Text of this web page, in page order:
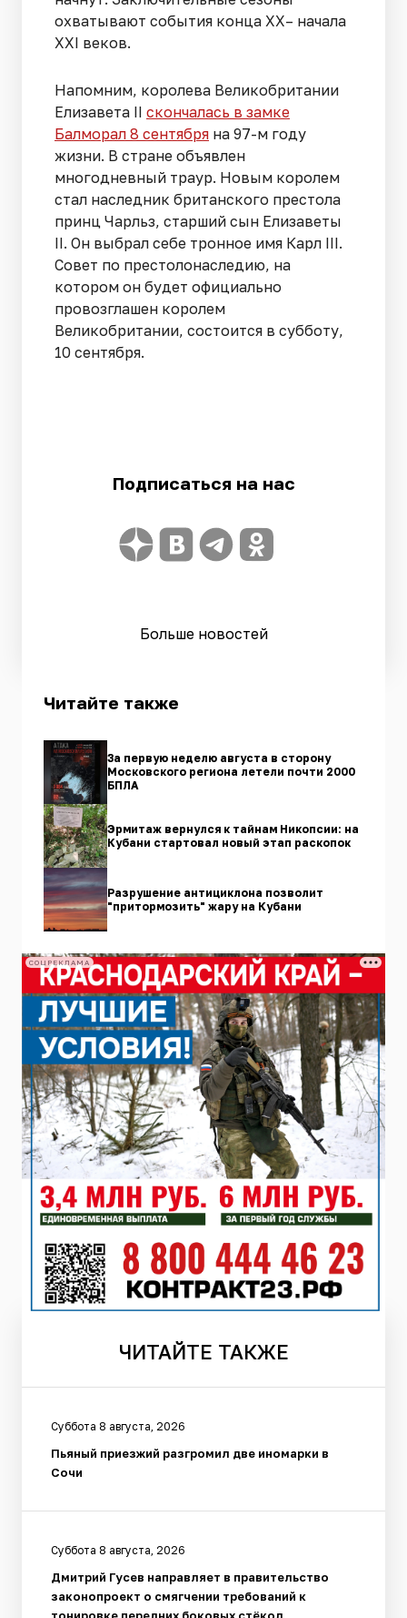
охватывают события конца XX– начала
XXI веков.
Напомним, королева Великобритании
Елизавета II скончалась в замке
Балморал 8 сентября на 97-м году
жизни. В стране объявлен
многодневный траур. Новым королем
стал наследник британского престола
принц Чарльз, старший сын Елизаветы
II. Он выбрал себе тронное имя Карл III.
Совет по престолонаследию, на
котором он будет официально
провозглашен королем
Великобритании, состоится в субботу,
10 сентября.
Подписаться на нас
Больше новостей
Читайте также
За первую неделю августа в сторону
Московского региона летели почти 2000
БПЛА
Эрмитаж вернулся к тайнам Никопсии: на
Кубани стартовал новый этап раскопок
Разрушение антициклона позволит
"притормозить" жару на Кубани
СОЦРЕКЛАМА
ЧИТАЙТЕ ТАКЖЕ
Суббота 8 августа, 2026
Пьяный приезжий разгромил две иномарки в
Сочи
Суббота 8 августа, 2026
Дмитрий Гусев направляет в правительство
законопроект о смягчении требований к
тонировке передних боковых стёкол